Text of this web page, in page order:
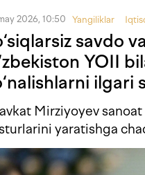
2026, 10:50 Yangiliklar
savdo
YOII
ilgari
Mirziyoyev
yaratishga